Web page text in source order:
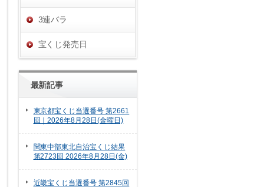
3連バラ
宝くじ発売日
最新記事
東京都宝くじ当選番号 第2661
回｜2026年8月28日(金曜日)
関東中部東北自治宝くじ結果
第2723回 2026年8月28日(金)
近畿宝くじ当選番号 第2845回